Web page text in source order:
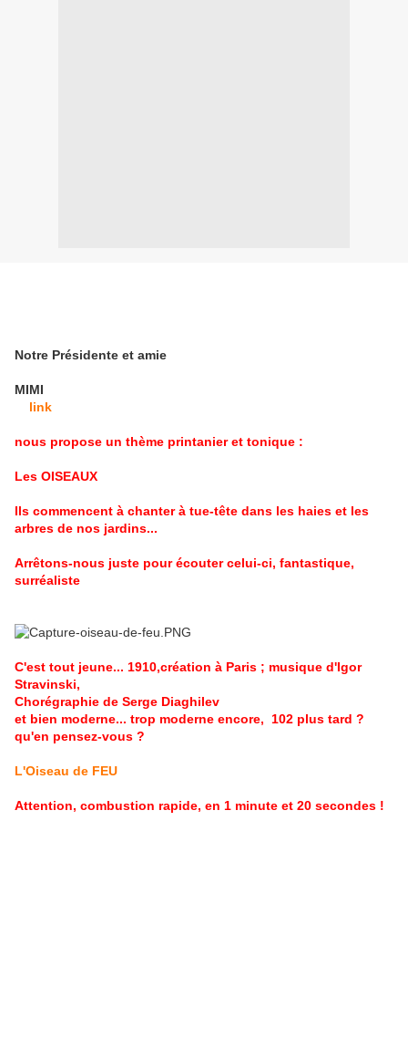
Notre Présidente et amie
MIMI
link
nous propose un thème printanier et tonique :
Les OISEAUX
Ils commencent à chanter à tue-tête dans les haies et les
arbres de nos jardins...
Arrêtons-nous juste pour écouter celui-ci, fantastique,
surréaliste
C'est tout jeune... 1910,création à Paris ; musique d'Igor
Stravinski,
Chorégraphie de Serge Diaghilev
et bien moderne... trop moderne encore, 102 plus tard ?
qu'en pensez-vous ?
L'Oiseau de FEU
Attention, combustion rapide, en 1 minute et 20 secondes !